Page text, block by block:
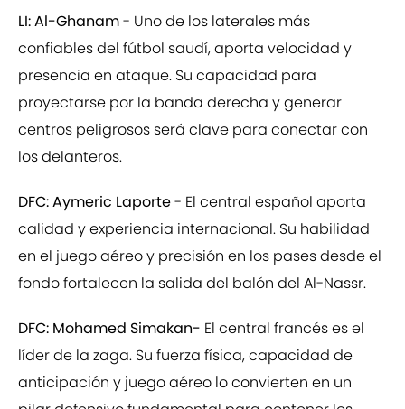
LI: Al-Ghanam- Uno de los laterales más
confiables del fútbol saudí, aporta velocidad y
presencia en ataque. Su capacidad para
proyectarse por la banda derecha y generar
centros peligrosos será clave para conectar con
los delanteros.
DFC: Aymeric Laporte- El central español aporta
calidad y experiencia internacional. Su habilidad
en el juego aéreo y precisión en los pases desde el
fondo fortalecen la salida del balón del Al-Nassr.
DFC: Mohamed Simakan- El central francés es el
líder de la zaga. Su fuerza física, capacidad de
anticipación y juego aéreo lo convierten en un